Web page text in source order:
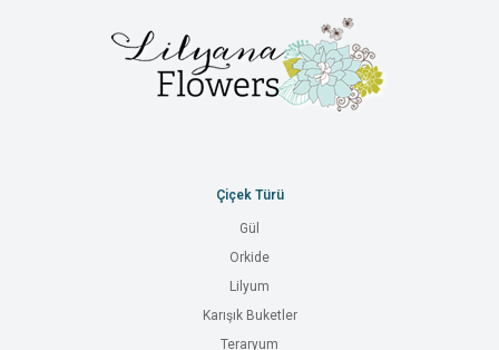
Çiçek Türü
Gül
Orkide
Lilyum
Karışık Buketler
Teraryum